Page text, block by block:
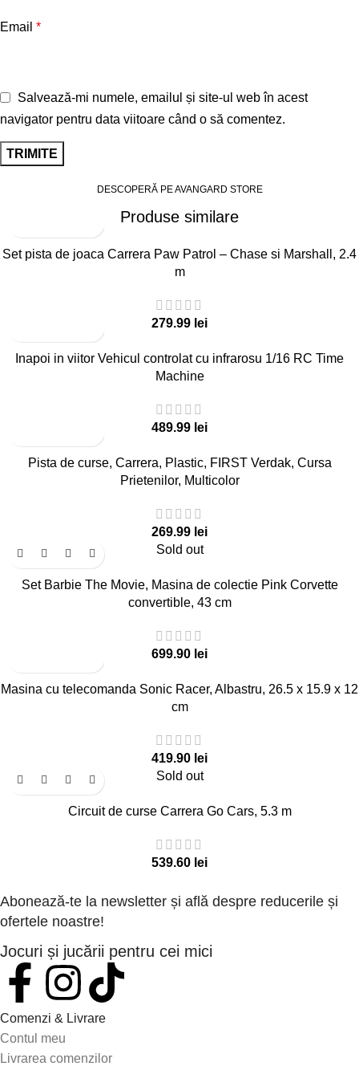
Email *
Salvează-mi numele, emailul și site-ul web în acest
navigator pentru data viitoare când o să comentez.
DESCOPERĂ PE AVANGARD STORE
Produse similare
Set pista de joaca Carrera Paw Patrol – Chase si Marshall, 2.4
m
lei
Inapoi in viitor Vehicul controlat cu infrarosu 1/16 RC Time
Machine
lei
Pista de curse, Carrera, Plastic, FIRST Verdak, Cursa
Prietenilor, Multicolor
lei
Sold out
Set Barbie The Movie, Masina de colectie Pink Corvette
convertible, 43 cm
lei
Masina cu telecomanda Sonic Racer, Albastru, 26.5 x 15.9 x 12
cm
lei
Sold out
Circuit de curse Carrera Go Cars, 5.3 m
lei
Abonează-te la newsletter și află despre reducerile și
ofertele noastre!
Jocuri și jucării pentru cei mici
Comenzi & Livrare
Contul meu
Livrarea comenzilor